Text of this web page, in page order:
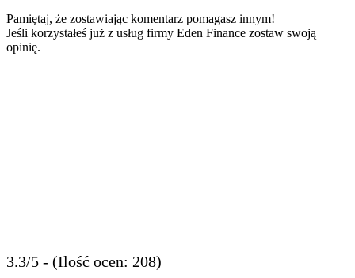
Pamiętaj, że zostawiając komentarz pomagasz innym!
Jeśli korzystałeś już z usług firmy Eden Finance zostaw swoją
opinię.
3.3/5 - (Ilość ocen: 208)